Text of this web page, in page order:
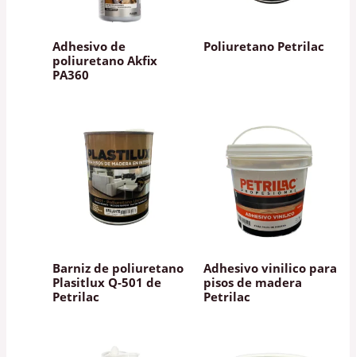
Adhesivo de
poliuretano Akfix
PA360
Poliuretano Petrilac
Barniz de poliuretano
Plasitlux Q-501 de
Petrilac
Adhesivo vinilico para
pisos de madera
Petrilac